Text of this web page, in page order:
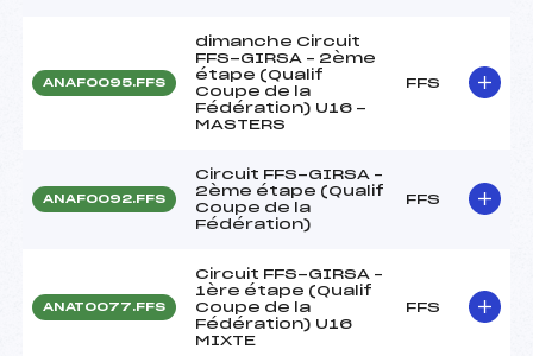
ANAF0095.FFS
dimanche Circuit
FFS-GIRSA – 2ème
étape (Qualif
Coupe de la
Fédération) U16 -
MASTERS
FFS
ANAF0092.FFS
Circuit FFS-GIRSA –
2ème étape (Qualif
Coupe de la
Fédération)
FFS
ANAT0077.FFS
Circuit FFS-GIRSA –
1ère étape (Qualif
Coupe de la
Fédération) U16
MIXTE
FFS